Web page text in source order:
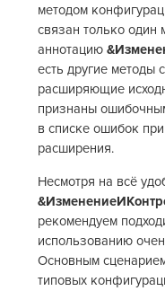
методом
связан только
аннотацию
есть другие методы
расширяющие
признаны
в списке ошибок
расширения.
Несмотря на всё
рекомендуем
использованию
Основным
типовых